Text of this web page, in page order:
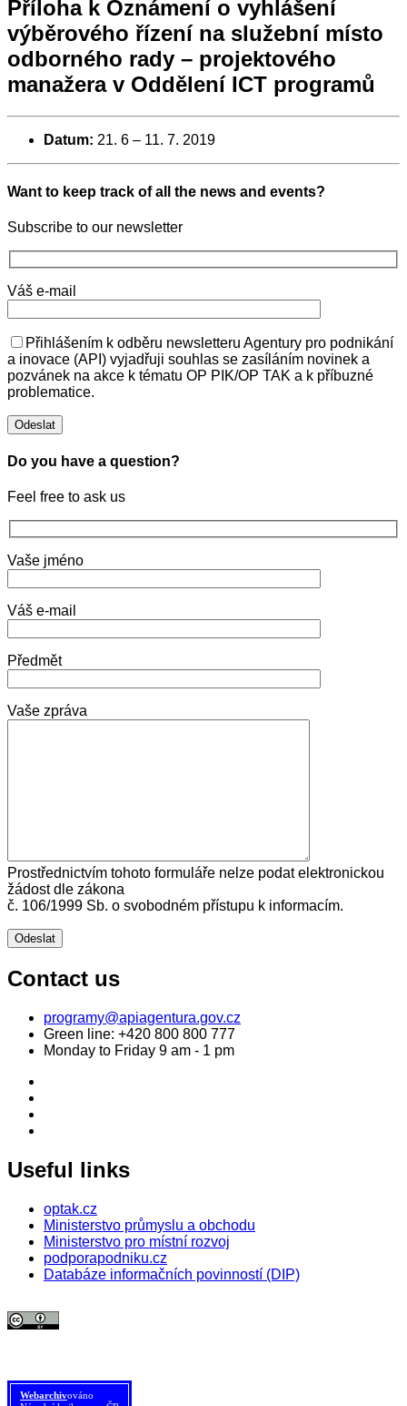
Příloha k Oznámení o vyhlášení
výběrového řízení na služební místo
odborného rady – projektového
manažera v Oddělení ICT programů
Datum: 21. 6 – 11. 7. 2019
Want to keep track of all the news and events?
Subscribe to our newsletter
Váš e-mail
Přihlášením k odběru newsletteru Agentury pro podnikání
a inovace (API) vyjadřuji souhlas se zasíláním novinek a
pozvánek na akce k tématu OP PIK/OP TAK a k příbuzné
problematice.
Do you have a question?
Feel free to ask us
Vaše jméno
Váš e-mail
Předmět
Vaše zpráva
Prostřednictvím tohoto formuláře nelze podat elektronickou
žádost dle zákona
č. 106/1999 Sb. o svobodném přístupu k informacím.
Contact us
programy@apiagentura.gov.cz
Green line: +420 800 800 777
Monday to Friday 9 am - 1 pm
Useful links
optak.cz
Ministerstvo průmyslu a obchodu
Ministerstvo pro místní rozvoj
podporapodniku.cz
Databáze informačních povinností (DIP)
Webarchivováno